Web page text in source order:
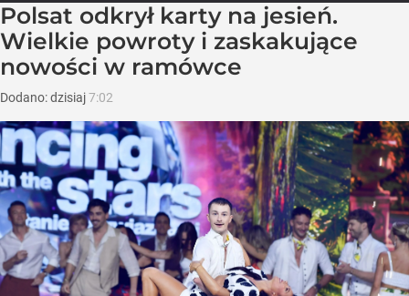
Polsat odkrył karty na jesień.
Wielkie powroty i zaskakujące
nowości w ramówce
Dodano:dzisiaj7:02